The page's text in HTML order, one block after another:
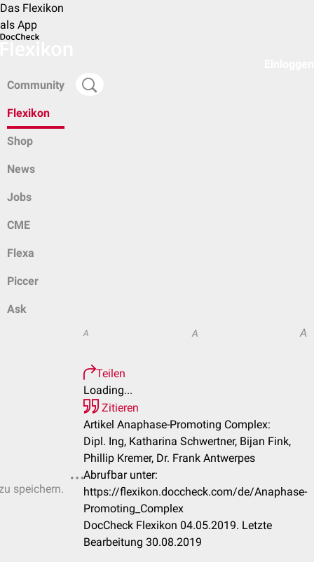
Das Flexikon
als App
Community
Flexikon
Shop
News
Jobs
CME
Flexa
Piccer
Ask
speichern.
A A A
Teilen
Loading...
Zitieren
Artikel Anaphase-Promoting Complex:
Dipl. Ing, Katharina Schwertner, Bijan Fink,
Phillip Kremer, Dr. Frank Antwerpes
Abrufbar unter:
https://flexikon.doccheck.com/de/Anaphase-
Promoting_Complex
DocCheck Flexikon 04.05.2019. Letzte
Bearbeitung 30.08.2019